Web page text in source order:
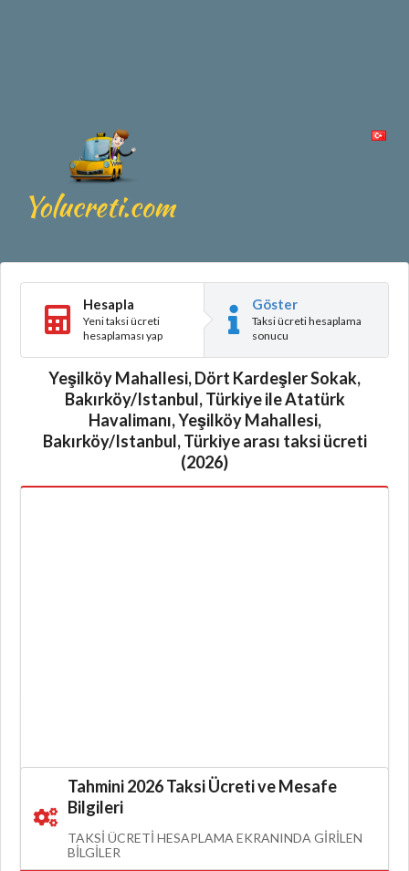
Hesapla
Yeni taksi ücreti
hesaplaması yap
Göster
Taksi ücreti hesaplama
sonucu
Yeşilköy Mahallesi, Dört Kardeşler Sokak,
Bakırköy/Istanbul, Türkiye ile Atatürk
Havalimanı, Yeşilköy Mahallesi,
Bakırköy/Istanbul, Türkiye arası taksi ücreti
(2026)
Tahmini 2026 Taksi Ücreti ve Mesafe
Bilgileri
TAKSI ÜCRETI HESAPLAMA EKRANINDA GIRILEN
BILGILER